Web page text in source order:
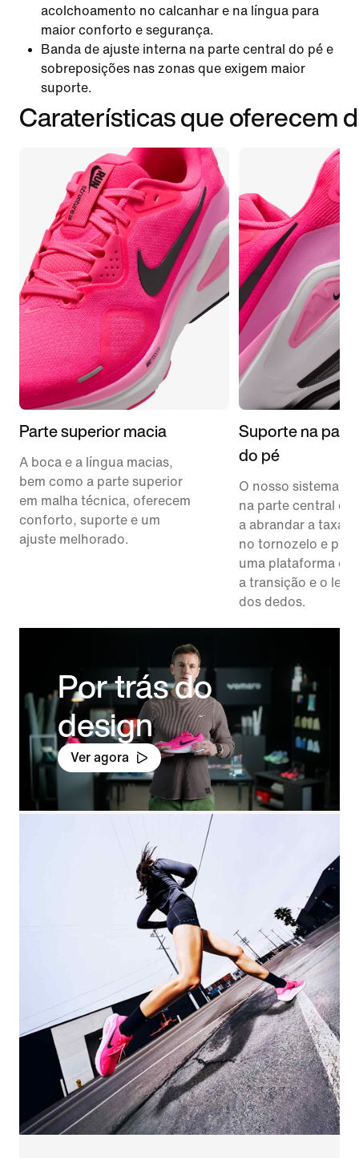
acolchoamento no calcanhar e na língua para
maior conforto e segurança.
Banda de ajuste interna na parte central do pé e
sobreposições nas zonas que exigem maior
suporte.
Caraterísticas que oferecem
Parte superior macia
A boca e a língua macias,
bem como a parte superior
em malha técnica, oferecem
conforto, suporte e um
ajuste melhorado.
Suporte na
do pé
O nosso sistema
na parte central do
a abrandar a taxa
no tornozelo e
uma plataforma
a transição e o
dos dedos.
Por trás do
design
Ver agora